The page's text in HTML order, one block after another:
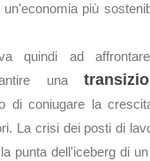
più
quindi ad
una
di coniugare la
La crisi dei posti di
punta dell'iceberg di